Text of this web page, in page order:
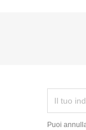
Puoi